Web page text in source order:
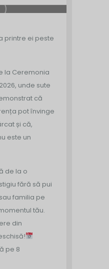
printre ei peste
la Ceremonia
unde sute
că
pot învinge
și că,
este un
de la o
fără să pui
familia pe
tău.
din
pe 8